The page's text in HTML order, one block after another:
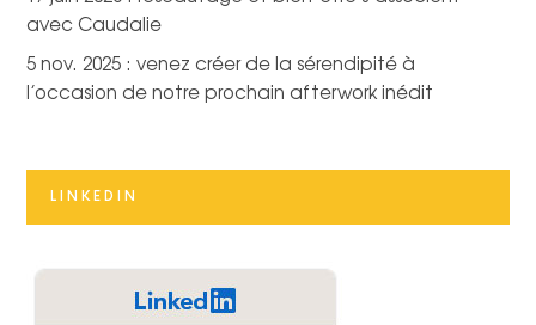
avec Caudalie
5 nov. 2025 : venez créer de la sérendipité à
l’occasion de notre prochain afterwork inédit
LINKEDIN